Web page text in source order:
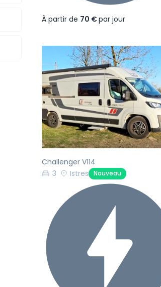
À partir de 70 €par jour
Précédent
Challenger V114
3
Istres Nouveau